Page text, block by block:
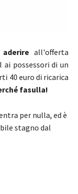
aderire all'offerta
possessori di un
40 euro di ricarica
fasulla!
per nulla, ed è
stagno dal